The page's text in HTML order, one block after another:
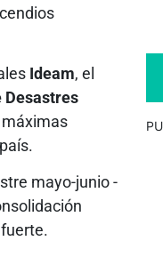
Ideam, el
Desastres
máximas
mayo-junio -